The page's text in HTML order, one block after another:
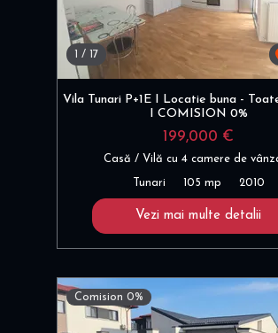
/ 17
Vila Tunari P+1E I Locatie buna -
I COMISION 0%
199,000 €
Casă / Vilă cu 4 camere de
Tunari 105 mp 2010
Vezi mai multe detalii
Comision 0%